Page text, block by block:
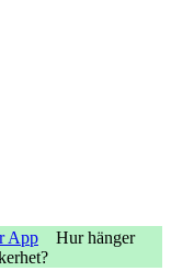
App
Hur hänger